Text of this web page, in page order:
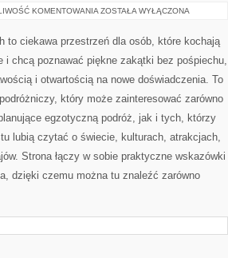
KOMENTOWANIA AUSTRALIA
ZOSTAŁA WYŁĄCZONA
to ciekawa przestrzeń dla osób, które kochają
i chcą poznawać piękne zakątki bez pośpiechu,
i otwartością na nowe doświadczenia. To
który może zainteresować zarówno
egzotyczną podróż, jak i tych, którzy
lubią czytać o świecie, kulturach, atrakcjach,
Strona łączy w sobie praktyczne wskazówki
dzięki czemu można tu znaleźć zarówno